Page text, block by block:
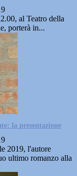
al Teatro della
porterà in...
la presentazione
2019, l'autore
ultimo romanzo alla